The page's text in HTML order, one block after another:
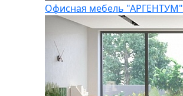
Офисная мебель "АРГЕНТУМ"